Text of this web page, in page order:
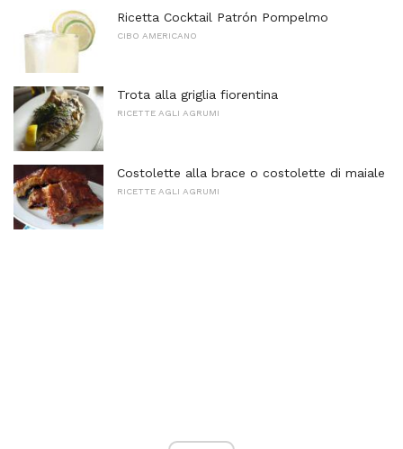
Ricetta Cocktail Patrón Pompelmo
CIBO AMERICANO
Trota alla griglia fiorentina
RICETTE AGLI AGRUMI
Costolette alla brace o costolette di maiale
RICETTE AGLI AGRUMI